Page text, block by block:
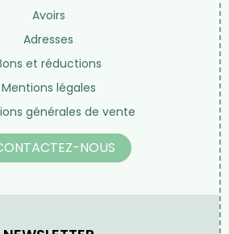
Avoirs
Adresses
et réductions
Mentions légales
générales de vente
NOUS